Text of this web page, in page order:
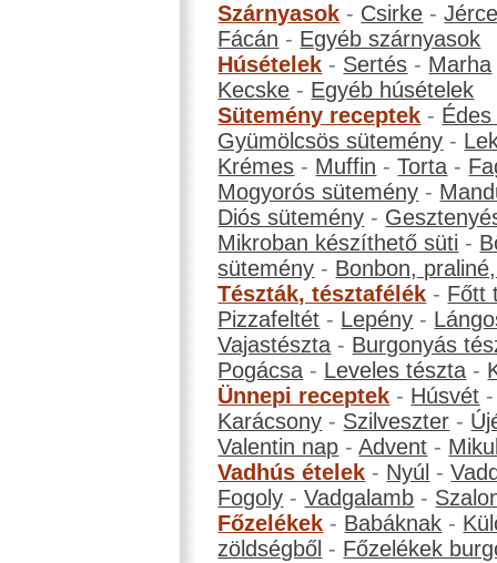
Szárnyasok - Csirke -
Fácán - Egyéb szárnyasok
Húsételek - Sertés - Marha
Kecske - Egyéb húsételek
Sütemény receptek -
Gyümölcsös sütemény -
Krémes - Muffin -Torta -
Mogyorós sütemény -
Diós sütemény -
Mikroban készíthető süti -
sütemény - Bonbon,
Tészták, tésztafélék - Főtt
Pizzafeltét - Lepény -
Vajastészta - Burgonyás
Pogácsa - Leveles tészta -
Ünnepi receptek - Húsvét
Karácsony - Szilveszter -
Valentin nap -Advent -
Vadhús ételek - Nyúl -
Fogoly -Vadgalamb -
Főzelékek - Babáknak -
zöldségből - Főzelékek